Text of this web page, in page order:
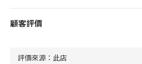
顧客評價